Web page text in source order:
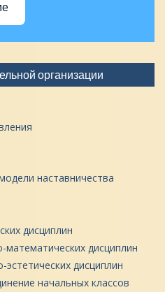
организации
наставничества
дисциплин
математических дисциплин
дисциплин
начальных классов